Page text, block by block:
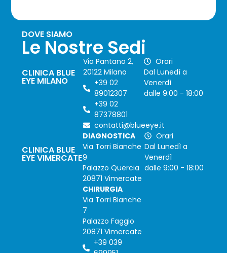
DOVE SIAMO
Le Nostre Sedi
CLINICA BLUE
EYE MILANO
Via Pantano 2,
20122 Milano
+39 02
89012307
+39 02
87378801
contatti@blueeye.it
Orari
Dal Lunedì a
Venerdì
dalle 9:00 - 18:00
CLINICA BLUE
EYE VIMERCATE
DIAGNOSTICA
Via Torri Bianche
9
Palazzo Quercia
20871 Vimercate
CHIRURGIA
Via Torri Bianche
7
Palazzo Faggio
20871 Vimercate
+39 039
Orari
Dal Lunedì a
Venerdì
dalle 9:00 - 18:00